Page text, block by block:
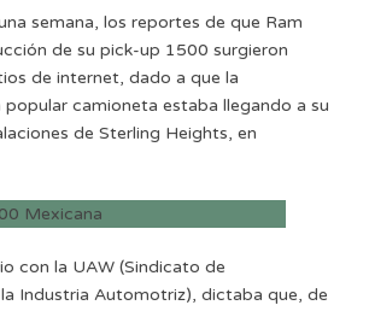
semana, los reportes de que Ram
de su pick-up 1500 surgieron
de internet, dado a que la
camioneta estaba llegando a su
de Sterling Heights, en
con la UAW (Sindicato de
Industria Automotriz), dictaba que, de